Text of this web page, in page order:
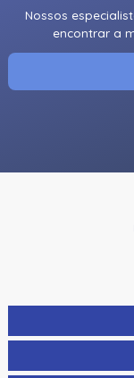
Nossos
encontrar a